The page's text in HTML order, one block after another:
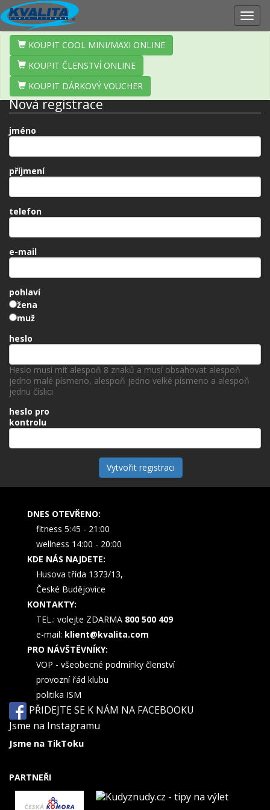
Nová registrace
jméno
příjmení
telefon
e-mail
pohlaví
žena
muž
heslo
Heslo musí mít alespoň 8 znaků a musí obsahovat alespoň
jedno malé písmeno, alespoň jedno velké písmeno a alespoň
jednu číslici
heslo pro
kontrolu
Vytvořit registraci
KOUPIT COOL MINI/MAXI ONLINE
KOUPIT ČLENSTVÍ ONLINE
KOUPIT DÁRKOVÝ VOUCHER
DNES OTEVŘENO:
fitness 5:45 - 21:00
wellness 14:00 - 20:00
KDE NÁS NAJDETE:
Husova třída 1373/13,
České Budějovice
KONTAKTY:
TEL.: volejte ZDARMA 800 500 409
e-mail: klient@kvalita.com
PRO NÁVŠTĚVNÍKY:
VOP - všeobecné podmínky členství
provozní řád klubu
politika ISM
PŘIDEJTE SE K NÁM NA FACEBOOKU
Jsme na Instagramu
Jsme na TikToku
PARTNEŘI